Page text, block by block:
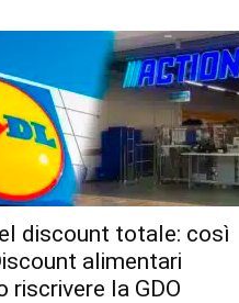
discount totale: così
alimentari
riscrivere la GDO